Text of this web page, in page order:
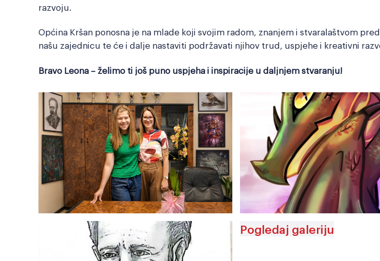
razvoju.
Općina Kršan ponosna je na mlade koji svojim radom, znanjem i stvaralaštvom
našu zajednicu te će i dalje nastaviti podržavati njihov trud, uspjehe i kreativni
Bravo Leona – želimo ti još puno uspjeha i inspiracije u daljnjem stvaranju!
Pogledaj galeriju